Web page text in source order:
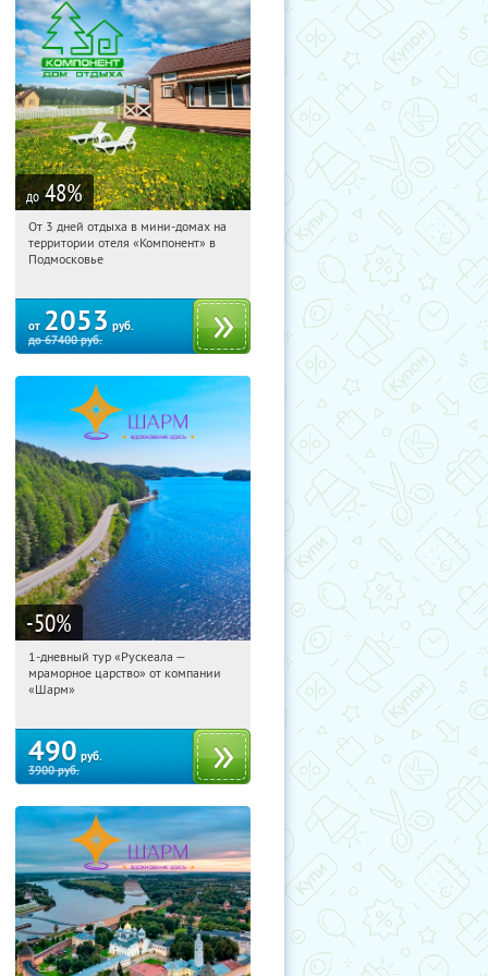
до 48%
10:50:46 Купили:117
Московская обл., Солнечногорский р-
От 3 дней отдыха в мини-домах на
территории отеля «Компонент» в
Подмосковье
от 2053 руб.
до67400руб.
-50%
10:50:46 Купили:
Достоевская
1-дневный тур «Рускеала —
мраморное царство» от компании
«Шарм»
490 руб.
3900руб.